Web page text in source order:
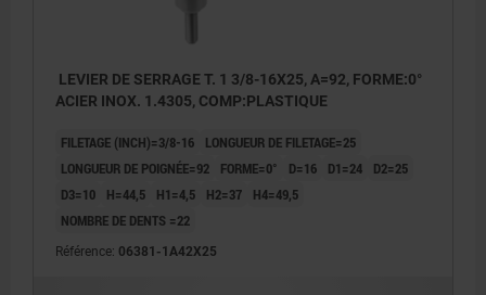
LEVIER DE SERRAGE T. 1 3/8-16X25, A=92, FORME:0°
ACIER INOX. 1.4305, COMP:PLASTIQUE
FILETAGE (INCH)=3/8-16
LONGUEUR DE FILETAGE=25
LONGUEUR DE POIGNÉE=92
FORME=0° D=16 D1=24
D2=25
D3=10
H=44,5 H1=4,5 H2=37
H4=49,5
NOMBRE DE DENTS =22
Référence: 06381-1A42X25